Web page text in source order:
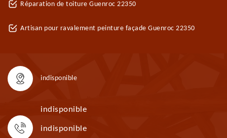
Réparation de toiture Guenroc 22350
Artisan pour ravalement peinture façade Guenroc 22350
indisponible
indisponible
indisponible